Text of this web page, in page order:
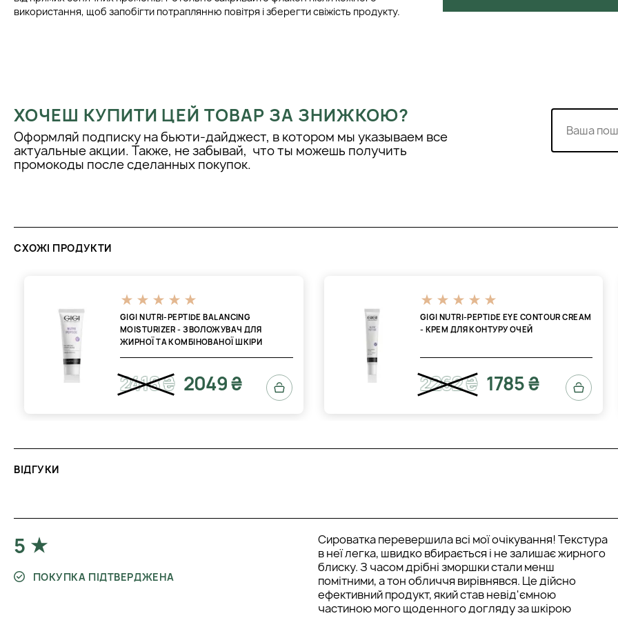
використання, щоб запобігти потраплянню повітря і зберегти свіжість продукту.
ХОЧЕШ КУПИТИ ЦЕЙ ТОВАР ЗА ЗНИЖКОЮ?
Оформляй подписку на бьюти-дайджест, в котором мы указываем все
актуальные акции. Также, не забывай, что ты можешь получить
промокоды после сделанных покупок.
СХОЖІ ПРОДУКТИ
GIGI NUTRI-PEPTIDE BALANCING
MOISTURIZER - ЗВОЛОЖУВАЧ ДЛЯ
ЖИРНОЇ ТА КОМБІНОВАНОЇ ШКІРИ
2418 ₴ 2049 ₴
GIGI NUTRI-PEPTIDE EYE CONTOUR CREAM
- КРЕМ ДЛЯ КОНТУРУ ОЧЕЙ
2262 ₴ 1785 ₴
ВІДГУКИ
5
ПОКУПКА ПІДТВЕРДЖЕНА
Сироватка перевершила всі мої очікування! Текстура
в неї легка, швидко вбирається і не залишає жирного
блиску. З часом дрібні зморшки стали менш
помітними, а тон обличчя вирівнявся. Це дійсно
ефективний продукт, який став невід'ємною
частиною мого щоденного догляду за шкірою